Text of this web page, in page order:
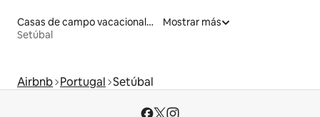
Casas de campo vacacionales
Setúbal
Mostrar más
Airbnb Portugal Setúbal